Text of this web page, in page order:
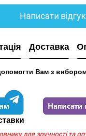
Написати відгук
Доставка
Вам з
для зручності та